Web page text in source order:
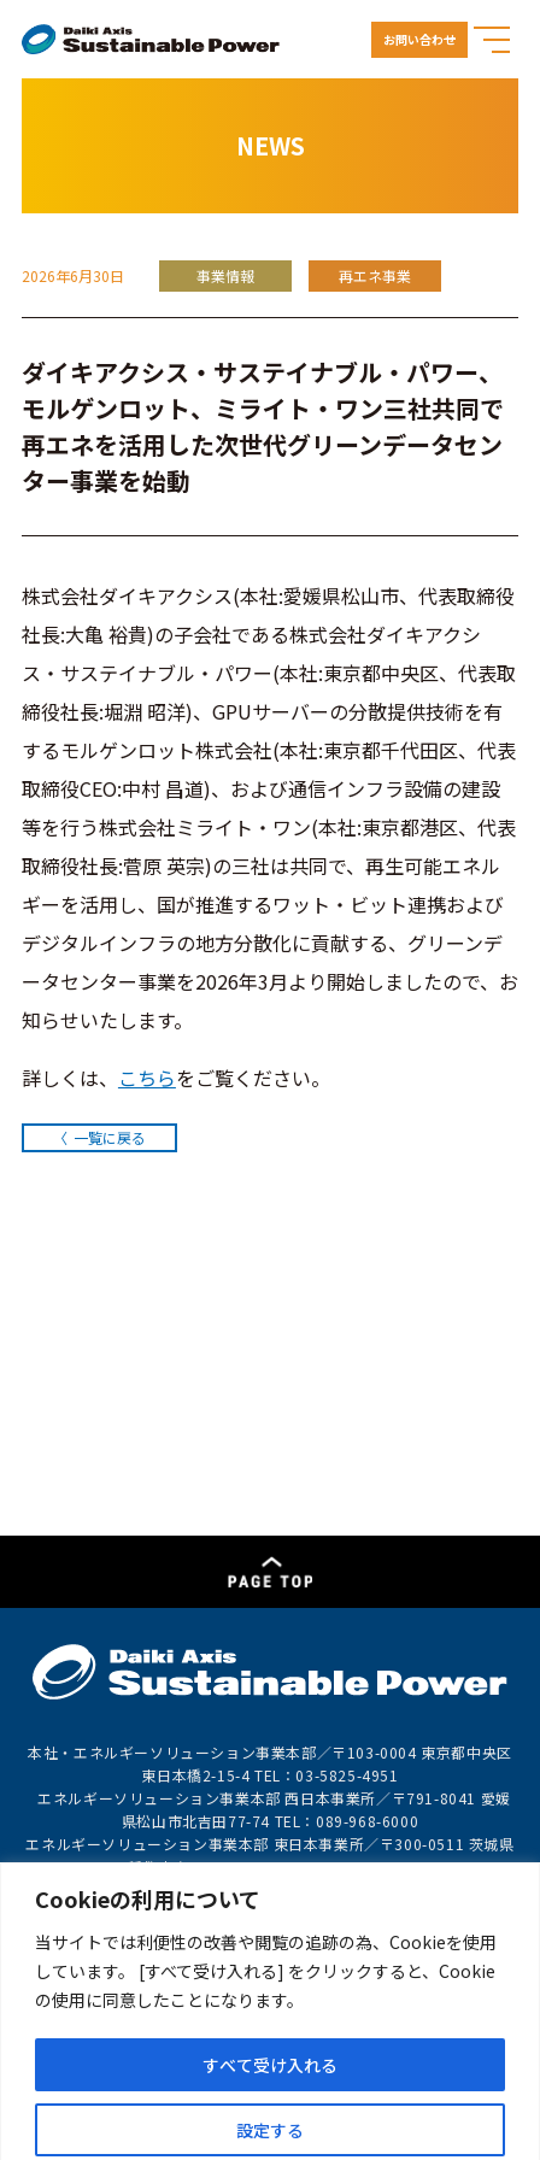
Cookieの利用について
当サイトでは利便性の改善や閲覧の追跡の為、Cookieを使用
しています。 [すべて受け入れる] をクリックすると、Cookie
の使用に同意したことになります。
設定する
すべて受け入れる
お問い合わせ
NEWS
2026年6月30日 事業情報 再エネ事業
ダイキアクシス・サステイナブル・パワー、
モルゲンロット、ミライト・ワン三社共同で
再エネを活用した次世代グリーンデータセン
ター事業を始動
株式会社ダイキアクシス(本社:愛媛県松山市、代表取締役
社長:大亀 裕貴)の子会社である株式会社ダイキアクシ
ス・サステイナブル・パワー(本社:東京都中央区、代表取
締役社長:堀淵 昭洋)、GPUサーバーの分散提供技術を有
するモルゲンロット株式会社(本社:東京都千代田区、代表
取締役CEO:中村 昌道)、および通信インフラ設備の建設
等を行う株式会社ミライト・ワン(本社:東京都港区、代表
取締役社長:菅原 英宗)の三社は共同で、再生可能エネル
ギーを活用し、国が推進するワット・ビット連携および
デジタルインフラの地方分散化に貢献する、グリーンデ
ータセンター事業を2026年3月より開始しましたので、お
知らせいたします。
詳しくは、 こちらをご覧ください。
一覧に戻る
本社・エネルギーソリューション事業本部／〒103-0004 東京都中央区
東日本橋2-15-4 TEL：03-5825-4951
エネルギーソリューション事業本部 西日本事業所／〒791-8041 愛媛
県松山市北吉田77-74 TEL：089-968-6000
エネルギーソリューション事業本部 東日本事業所／〒300-0511 茨城県
稲敷市高田3627-1 TEL：050-3093-8297
再生可能エネルギー事業本部 藤沢オフィス／〒251-0025 神奈川県藤
沢市鵠沼石上1丁目5-6 TEL：0466-21-7412
再生可能エネルギー事業本部 埼玉オフィス／〒337-0003 埼玉県さいた
ま市見沼区深作3-3-2 TEL：048-878-8724
プロモートリサイクル事業部／〒452-0932 愛知県清須市朝日弥生176
TEL：052-982-6767
企業情報